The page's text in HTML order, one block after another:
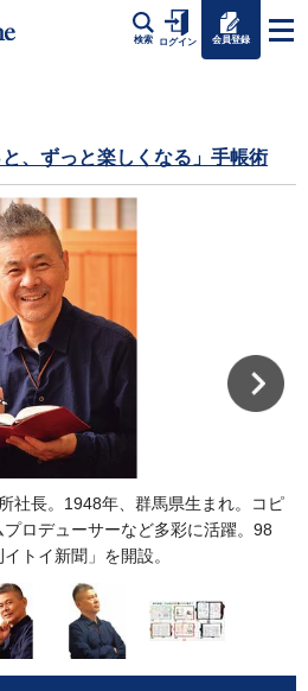
検索 ログイン 会員登録
、ずっと楽しくなる」手帳術
社長。1948年、群馬県生まれ。コピ
ロデューサーなど多彩に活躍。98
トイ新聞」を開設。